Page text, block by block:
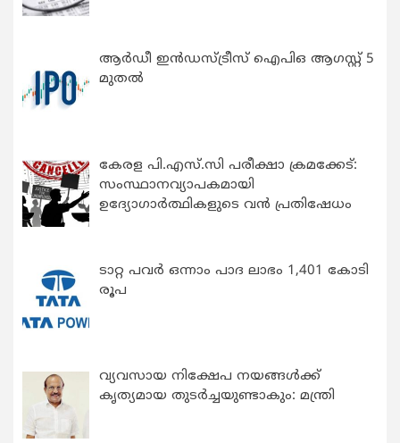
ആർഡീ ഇൻഡസ്ട്രീസ് ഐപിഒ ആഗസ്റ്റ് 5
മുതൽ
കേരള പി.എസ്.സി പരീക്ഷാ ക്രമക്കേട്:
സംസ്ഥാനവ്യാപകമായി
ഉദ്യോഗാര്‍ത്ഥികളുടെ വന്‍ പ്രതിഷേധം
ടാറ്റ പവർ ഒന്നാം പാദ ലാഭം 1,401 കോടി
രൂപ
വ്യവസായ നിക്ഷേപ നയങ്ങള്‍ക്ക്
കൃത്യമായ തുടര്‍ച്ചയുണ്ടാകും: മന്ത്രി